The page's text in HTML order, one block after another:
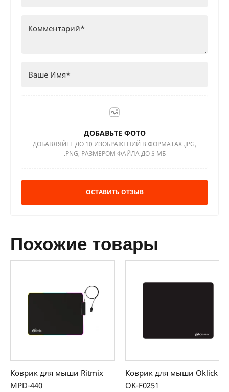
ДОБАВЬТЕ ФОТО
ДОБАВЛЯЙТЕ ДО 10 ИЗОБРАЖЕНИЙ В ФОРМАТАХ .JPG,
.PNG, РАЗМЕРОМ ФАЙЛА ДО 5 МБ
ОСТАВИТЬ ОТЗЫВ
похожие товары
Коврик для мыши Ritmix
MPD-440
Коврик для мыши Oklick
OK-F0251